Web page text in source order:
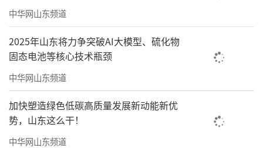
持续创新是平台活力源泉。数字化服务模
式提升效率，多样化活动形式优化体验。未
来，平台需继续创新服务手段与组织模式，扩
大覆盖范围、加强成果量化跟踪、拓宽宣传渠
道；同时，构建企业社群，打造品牌化活动，
持续提升服务质量，为德州外贸高质量发展注
中华网山东频道
2025年山东将力争突破AI大模型、硫化物
固态电池等核心技术瓶颈
中华网山东频道
加快塑造绿色低碳高质量发展新动能新优
势，山东这么干！
中华网山东频道